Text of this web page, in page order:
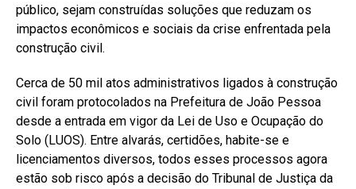
público, sejam construídas soluções que reduzam os
impactos econômicos e sociais da crise enfrentada pela
construção civil.
Cerca de 50 mil atos administrativos ligados à construção
civil foram protocolados na Prefeitura de João Pessoa
desde a entrada em vigor da Lei de Uso e Ocupação do
Solo (LUOS). Entre alvarás, certidões, habite-se e
licenciamentos diversos, todos esses processos agora
estão sob risco após a decisão do Tribunal de Justiça da